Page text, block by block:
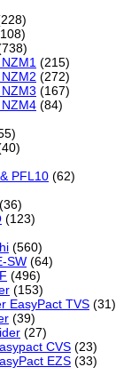
(215)
(272)
(167)
(84)
PFL10 (62)
(36)
(123)
(560)
SW (64)
(496)
(153)
EasyPact TVS (31)
(39)
(27)
CVS (23)
EZS (33)